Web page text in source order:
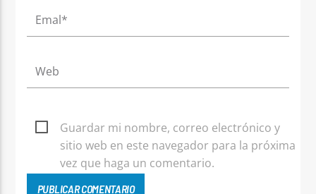
Guardar mi nombre, correo electrónico y
sitio web en este navegador para la próxima
vez que haga un comentario.